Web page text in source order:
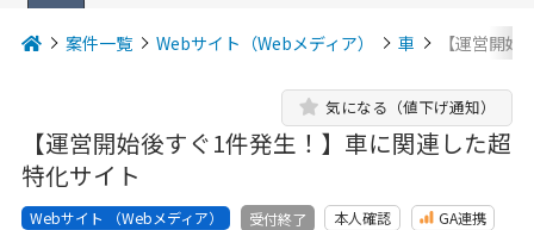
案件一覧 Webサイト（Webメディア） 車 【運営開
【運営開始後すぐ1件発生！】車に関連した超
特化サイト
気になる（値下げ通知）
Webサイト （Webメディア） 受付終了 本人確認
GA連携